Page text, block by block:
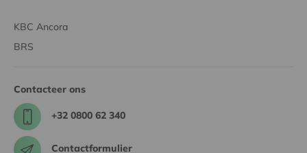
KBC Ancora
BRS
Contacteer ons
+32 0800 62 340
Contactformulier